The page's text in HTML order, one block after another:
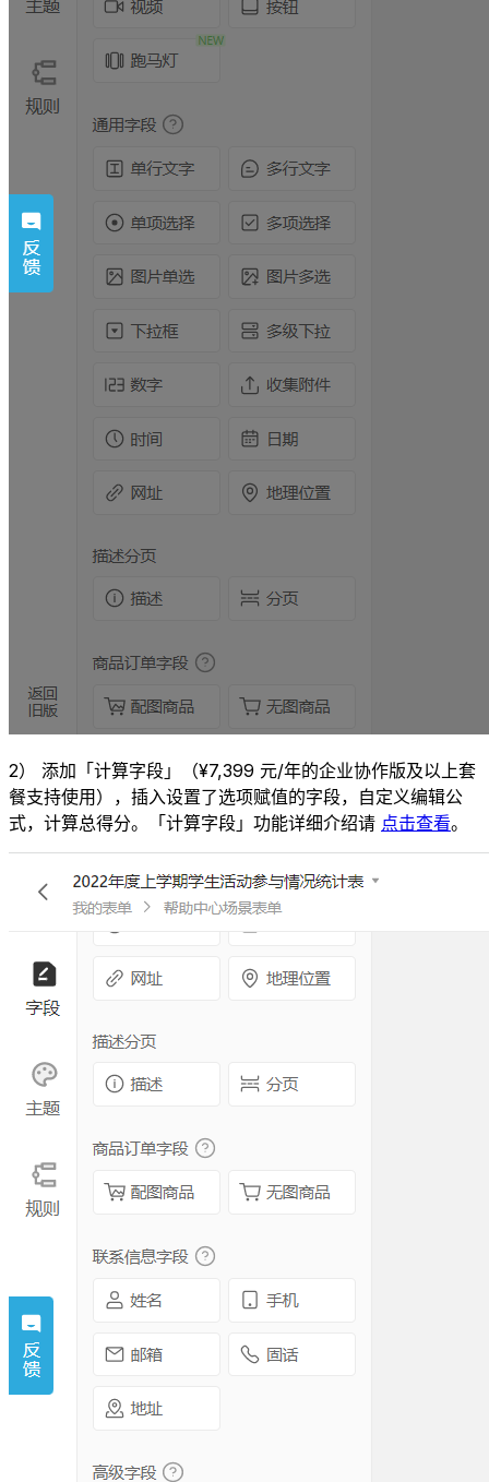
2） 添加「计算字段」（¥7,399 元/年的企业协作版及以上套
餐支持使用），插入设置了选项赋值的字段，自定义编辑公
式，计算总得分。「计算字段」功能详细介绍请 点击查看。